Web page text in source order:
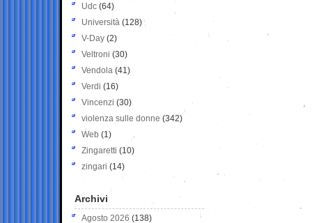
Udc (64)
Università (128)
V-Day (2)
Veltroni (30)
Vendola (41)
Verdi (16)
Vincenzi (30)
violenza sulle donne (342)
Web (1)
Zingaretti (10)
zingari (14)
Archivi
Agosto 2026 (138)